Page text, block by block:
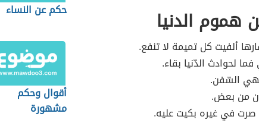
هموم الدنيا
ألفيت كل تميمة لا تنفع.
فما لحوادث الدّنيا بقاء.
السّفن.
من بعض.
صرت في غيره بكيت عليه.
حكم عن النساء
أقوال وحكم
مشهورة